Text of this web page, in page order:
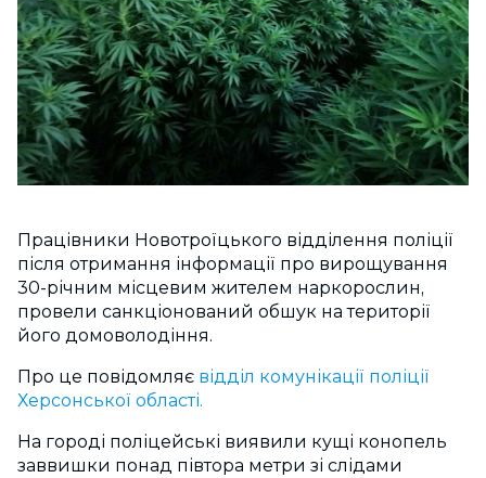
Працівники Новотроїцького відділення поліції
після отримання інформації про вирощування
30-річним місцевим жителем наркорослин,
провели санкціонований обшук на території
його домоволодіння.
Про це повідомляє відділ комунікації поліції
Херсонської області.
На городі поліцейські виявили кущі конопель
заввишки понад півтора метри зі слідами